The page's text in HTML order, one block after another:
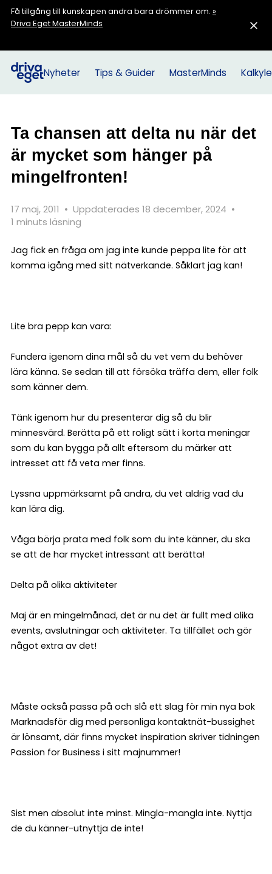
Få tillgång till kunskapen andra bara drömmer om. »
Driva Eget MasterMinds
Nyheter Tips & Guider MasterMinds
Ta chansen att delta nu när det
är mycket som hänger på
mingelfronten!
17 maj, 2011 • Uppdaterades 18 december, 2024 •
1 minuts läsning
Jag fick en fråga om jag inte kunde peppa lite för att
komma igång med sitt nätverkande. Såklart jag kan!
Lite bra pepp kan vara:
Fundera igenom dina mål så du vet vem du behöver
lära känna. Se sedan till att försöka träffa dem, eller folk
som känner dem.
Tänk igenom hur du presenterar dig så du blir
minnesvärd. Berätta på ett roligt sätt i korta meningar
som du kan bygga på allt eftersom du märker att
intresset att få veta mer finns.
Lyssna uppmärksamt på andra, du vet aldrig vad du
kan lära dig.
Våga börja prata med folk som du inte känner, du ska
se att de har mycket intressant att berätta!
Delta på olika aktiviteter
Maj är en mingelmånad, det är nu det är fullt med olika
events, avslutningar och aktiviteter. Ta tillfället och gör
något extra av det!
Måste också passa på och slå ett slag för min nya bok
Marknadsför dig med personliga kontaktnät-bussighet
är lönsamt, där finns mycket inspiration skriver tidningen
Passion for Business i sitt majnummer!
Sist men absolut inte minst. Mingla-mangla inte. Nyttja
de du känner-utnyttja de inte!